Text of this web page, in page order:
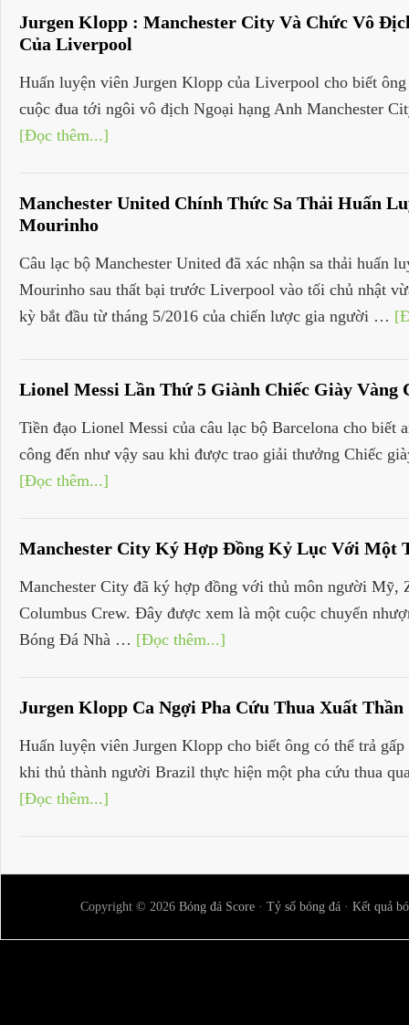
Jurgen Klopp : Manchester City Và Chức Vô
Của Liverpool
Huấn luyện viên Jurgen Klopp của Liverpool cho biết
cuộc đua tới ngôi vô địch Ngoại hạng Anh Manchester
[Đọc thêm...]
Manchester United Chính Thức Sa Thải Huấn
Mourinho
Câu lạc bộ Manchester United đã xác nhận sa thải huấn
Mourinho sau thất bại trước Liverpool vào tối chủ nhật
kỳ bắt đầu từ tháng 5/2016 của chiến lược gia người …
Lionel Messi Lần Thứ 5 Giành Chiếc Giày Vàng
Tiền đạo Lionel Messi của câu lạc bộ Barcelona cho biết
công đến như vậy sau khi được trao giải thưởng Chiếc
[Đọc thêm...]
Manchester City Ký Hợp Đồng Kỷ Lục Với Một
Manchester City đã ký hợp đồng với thủ môn người Mỹ,
Columbus Crew. Đây được xem là một cuộc chuyển
Bóng Đá Nhà … [Đọc thêm...]
Jurgen Klopp Ca Ngợi Pha Cứu Thua Xuất
Huấn luyện viên Jurgen Klopp cho biết ông có thể trả
khi thủ thành người Brazil thực hiện một pha cứu thua
[Đọc thêm...]
Copyright © 2026 Bóng đá Score · Tỷ số bóng đá · Kết quả